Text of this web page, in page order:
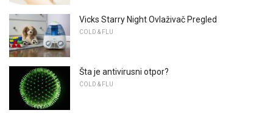
Vicks Starry Night Ovlaživač Pregled
COLD & FLU
Šta je antivirusni otpor?
COLD & FLU